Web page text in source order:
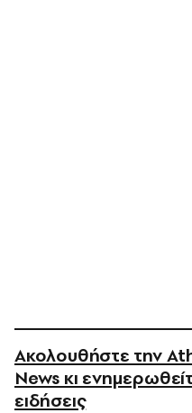
Ακολουθήστε την
News κι
ειδήσεις